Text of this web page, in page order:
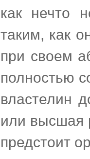
как нечто
таким, как
при своем
полностью
властелин
или высшая
предстоит